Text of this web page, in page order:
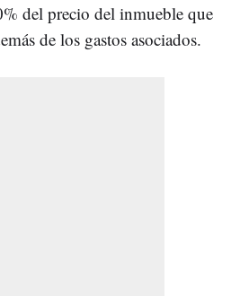
del precio del inmueble que
de los gastos asociados.